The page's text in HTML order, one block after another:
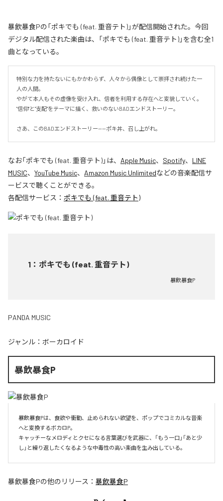
暴飲暴食Pの「ポキでも (feat. 重音テト)」が配信開始された。今回
デジタル配信された楽曲は、「ポキでも (feat. 重音テト)」を含む全1
曲となっている。
特別な力を持たないにもかかわらず、人々から偶像として崇拝され続けた一
人の人間。
やがて本人もその虚像を受け入れ、信者を利用する存在へと変貌していく。
"信仰"と"支配"をテーマに描く、救いのないBADエンドストーリー。
さあ、このBADエンドストーリー——ポキ丼、召し上がれ。
なお「ポキでも (feat. 重音テト)」は、 Apple Music、 Spotify、 LINE
MUSIC、 YouTube Music、 Amazon Music Unlimitedなどの音楽配信サ
ービスで聴くことができる。
各配信サービス： ポキでも (feat. 重音テト)
1 ： ポキでも (feat. 重音テト)
暴飲暴食P
PANDA MUSIC
ジャンル： ボーカロイド
暴飲暴食P
暴飲暴食Pは、食欲や衝動、止められない欲望を、ポップでコミカルな音楽
へと変換するボカロP。
キャッチーなメロディとクセになる言葉選びを武器に、「もう一口」「あと少
し」と繰り返したくなるような中毒性の高い楽曲を生み出している。
暴飲暴食Pの他のリリース： 暴飲暴食P